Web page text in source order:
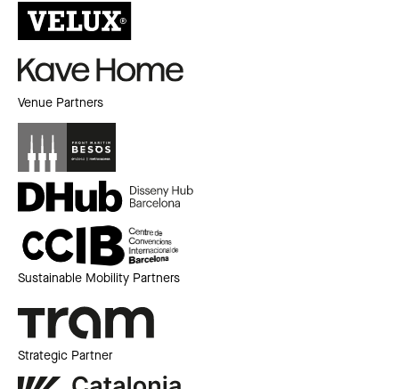
Venue Partners
Sustainable Mobility Partners
Strategic Partner